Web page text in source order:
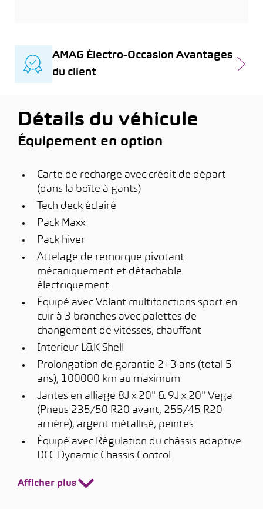
AMAG Électro-Occasion Avantages
du client
Détails du véhicule
Équipement en option
Carte de recharge avec crédit de départ
(dans la boîte à gants)
Tech deck éclairé
Pack Maxx
Pack hiver
Attelage de remorque pivotant
mécaniquement et détachable
électriquement
Équipé avec Volant multifonctions sport en
cuir à 3 branches avec palettes de
changement de vitesses, chauffant
Interieur L&K Shell
Prolongation de garantie 2+3 ans (total 5
ans), 100000 km au maximum
Jantes en alliage 8J x 20" & 9J x 20" Vega
(Pneus 235/50 R20 avant, 255/45 R20
arrière), argent métallisé, peintes
Équipé avec Régulation du châssis adaptive
DCC Dynamic Chassis Control
Afficher plus